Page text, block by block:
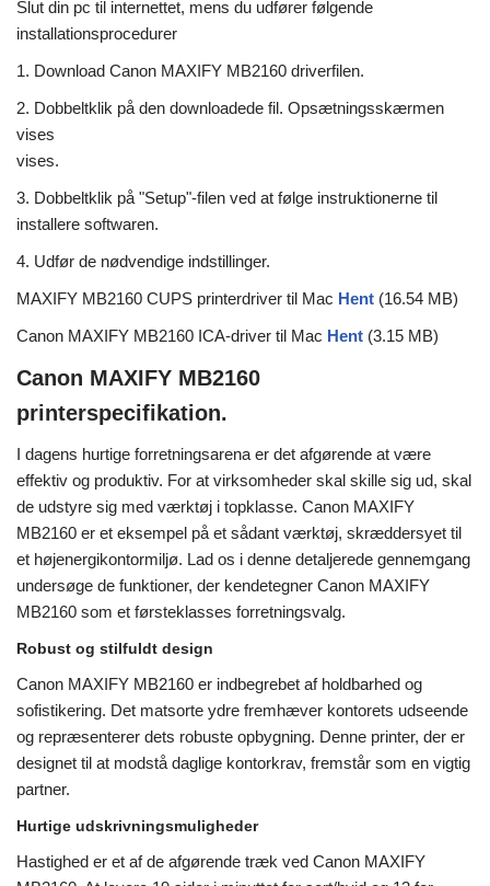
Slut din pc til internettet, mens du udfører følgende
installationsprocedurer
1. Download Canon MAXIFY MB2160 driverfilen.
2. Dobbeltklik på den downloadede fil. Opsætningsskærmen
vises
vises.
3. Dobbeltklik på "Setup"-filen ved at følge instruktionerne til
installere softwaren.
4. Udfør de nødvendige indstillinger.
MAXIFY MB2160 CUPS printerdriver til Mac Hent (16.54 MB)
Canon MAXIFY MB2160 ICA-driver til Mac Hent (3.15 MB)
Canon MAXIFY MB2160
printerspecifikation.
I dagens hurtige forretningsarena er det afgørende at være
effektiv og produktiv. For at virksomheder skal skille sig ud, skal
de udstyre sig med værktøj i topklasse. Canon MAXIFY
MB2160 er et eksempel på et sådant værktøj, skræddersyet til
et højenergikontormiljø. Lad os i denne detaljerede gennemgang
undersøge de funktioner, der kendetegner Canon MAXIFY
MB2160 som et førsteklasses forretningsvalg.
Robust og stilfuldt design
Canon MAXIFY MB2160 er indbegrebet af holdbarhed og
sofistikering. Det matsorte ydre fremhæver kontorets udseende
og repræsenterer dets robuste opbygning. Denne printer, der er
designet til at modstå daglige kontorkrav, fremstår som en vigtig
partner.
Hurtige udskrivningsmuligheder
Hastighed er et af de afgørende træk ved Canon MAXIFY